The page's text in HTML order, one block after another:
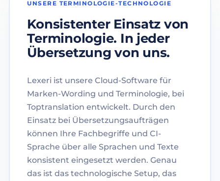
UNSERE TERMINOLOGIE-TECHNOLOGIE
Konsistenter Einsatz von
Terminologie. In jeder
Übersetzung von uns.
Lexeri ist unsere Cloud-Software für
Marken-Wording und Terminologie, bei
Toptranslation entwickelt. Durch den
Einsatz bei Übersetzungsaufträgen
können Ihre Fachbegriffe und CI-
Sprache über alle Sprachen und Texte
konsistent eingesetzt werden. Genau
das ist das technologische Setup, das